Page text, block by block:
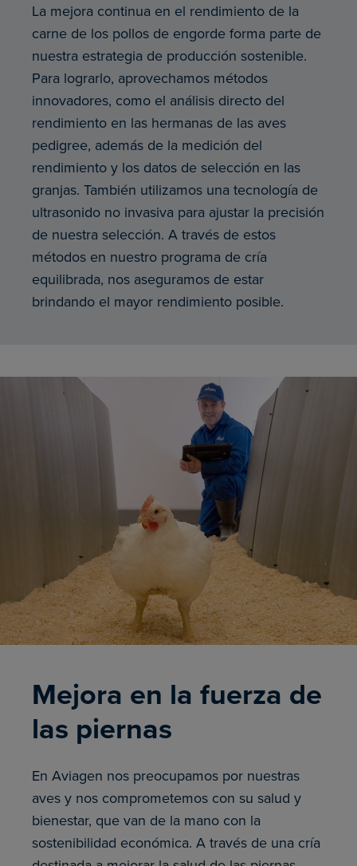
La mejora continua en el rendimiento de la
carne de los pollos de engorde forma parte de
nuestra estrategia de producción sostenible.
Para lograrlo, aprovechamos métodos
innovadores, como el análisis directo del
rendimiento en las hermanas de las aves
pedigree, además de la medición del
rendimiento y los datos de selección en las
granjas. También utilizamos una tecnología de
ultrasonido no invasiva para ajustar la precisión
de nuestra selección. A través de estos
métodos en nuestro programa de cría
equilibrada, nos aseguramos de estar
brindando el mayor rendimiento posible.
Mejora en la fuerza de
las piernas
En Aviagen nos preocupamos por nuestras
aves y nos comprometemos con su salud y
bienestar, que van de la mano con la
sostenibilidad económica. A través de una cría